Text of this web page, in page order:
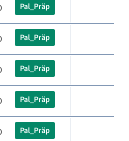
Pal_Präp
Pal_Präp
Pal_Präp
Pal_Präp
Pal_Präp